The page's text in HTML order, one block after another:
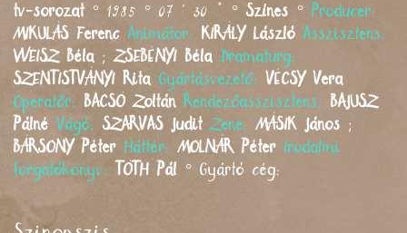
tv-sorozat° 1985 ° 07 ' 30 " ° Színes ° Producer:
MIKULÁS Ferenc Animátor: KIRÁLY László Asszisztens:
WEISZ Béla ;ZSEBÉNYI Béla Dramaturg:
SZENTISTVÁNYI
Rita Gyártásvezető: VÉCSY Vera
Operatőr: BACSÓ Zoltán Rendezőasszisztens: BAJUSZ
Pálné Vágó: SZARVAS Judit Zene:MÁSIK János ;
BÁRSONY Péter Háttér:MOLNÁR Péter Irodalmi
forgatókönyv:
TÓTH Pál ° Gyártó cég: